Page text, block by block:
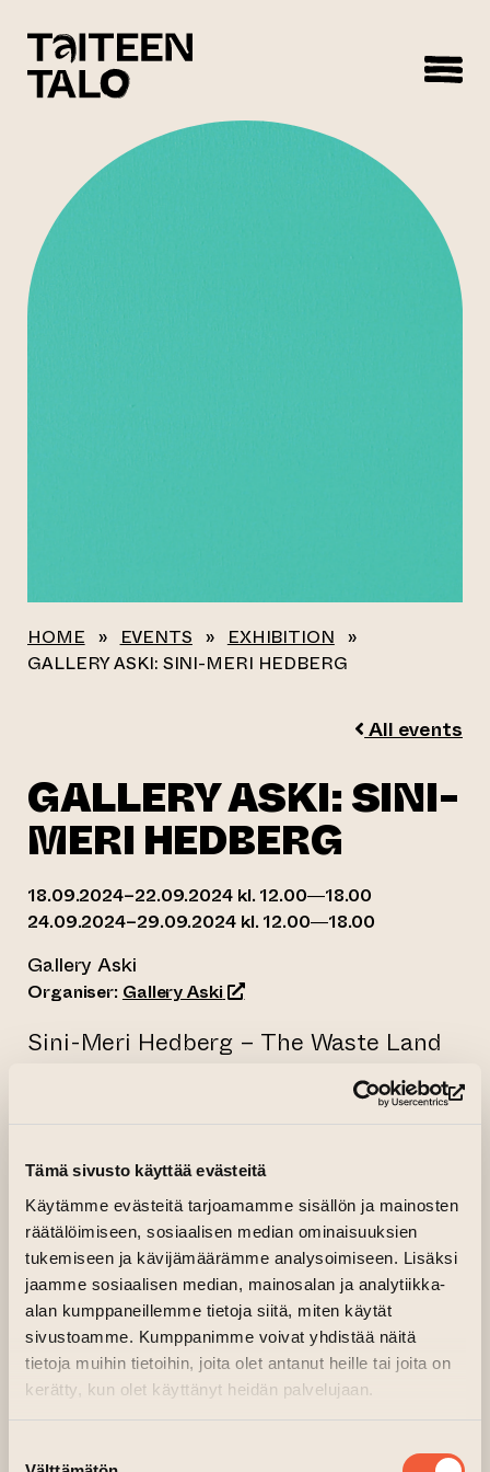
Tämä sivusto käyttää evästeitä
Käytämme evästeitä tarjoamamme sisällön ja mainosten
räätälöimiseen, sosiaalisen median ominaisuuksien
tukemiseen ja kävijämäärämme analysoimiseen. Lisäksi
jaamme sosiaalisen median, mainosalan ja analytiikka-
alan kumppaneillemme tietoja siitä, miten käytät
sivustoamme. Kumppanimme voivat yhdistää näitä
tietoja muihin tietoihin, joita olet antanut heille tai joita on
kerätty, kun olet käyttänyt heidän palvelujaan.
HOME » EVENTS » EXHIBITION »
GALLERY ASKI: SINI-MERI HEDBERG
All events
GALLERY ASKI: SINI-
MERI HEDBERG
18.09.2024–22.09.2024 kl. 12.00—18.00
24.09.2024–29.09.2024 kl. 12.00—18.00
Gallery Aski
Organiser: Gallery Aski(opens an external website)
Sini-Meri Hedberg – The Waste Land
The series of painted horizons focuses
on the theme of death, depicting the
boundary of death. The exhibition
examines what is waiting for us on the
other side and what it looks like and
feels like on the boundary of death.
The paintings depict the moods in the
vicinity of death that are hard to put
into words. Confusion is reflected in
the paintings as color interpretations